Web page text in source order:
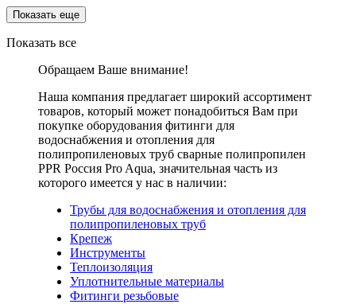
Показать еще
Показать все
Обращаем Ваше внимание!
Наша компания предлагает широкий ассортимент
товаров, который может понадобиться Вам при
покупке оборудования фитинги для
водоснабжения и отопления для
полипропиленовых труб сварные полипропилен
PPR Россия Pro Aqua, значительная часть из
которого имеется у нас в наличии:
Трубы для водоснабжения и отопления для
полипропиленовых труб
Крепеж
Инструменты
Теплоизоляция
Уплотнительные материалы
Фитинги резьбовые